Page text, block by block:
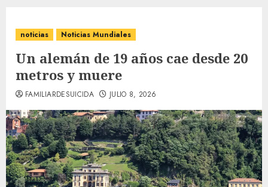
noticias Noticias Mundiales
Un alemán de 19 años cae desde 20
metros y muere
FAMILIARDESUICIDA JULIO 8, 2026